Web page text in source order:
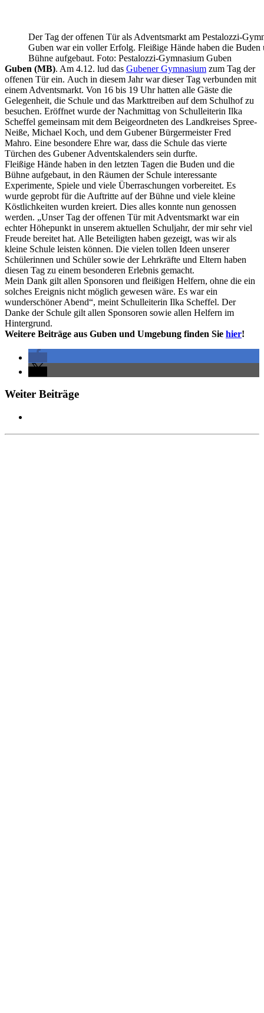
Der Tag der offenen Tür als Adventsmarkt am Pestalozzi-
Guben war ein voller Erfolg. Fleißige Hände haben die Buden
Bühne aufgebaut. Foto: Pestalozzi-Gymnasium Guben
Guben (MB). Am 4.12. lud das Gubener Gymnasium zum Tag der
offenen Tür ein. Auch in diesem Jahr war dieser Tag verbunden mit
einem Adventsmarkt. Von 16 bis 19 Uhr hatten alle Gäste die
Gelegenheit, die Schule und das Markttreiben auf dem Schulhof zu
besuchen. Eröffnet wurde der Nachmittag von Schulleiterin Ilka
Scheffel gemeinsam mit dem Beigeordneten des Landkreises Spree-
Neiße, Michael Koch, und dem Gubener Bürgermeister Fred
Mahro. Eine besondere Ehre war, dass die Schule das vierte
Türchen des Gubener Adventskalenders sein durfte.
Fleißige Hände haben in den letzten Tagen die Buden und die
Bühne aufgebaut, in den Räumen der Schule interessante
Experimente, Spiele und viele Überraschungen vorbereitet. Es
wurde geprobt für die Auftritte auf der Bühne und viele kleine
Köstlichkeiten wurden kreiert. Dies alles konnte nun genossen
werden. „Unser Tag der offenen Tür mit Adventsmarkt war ein
echter Höhepunkt in unserem aktuellen Schuljahr, der mir sehr viel
Freude bereitet hat. Alle Beteiligten haben gezeigt, was wir als
kleine Schule leisten können. Die vielen tollen Ideen unserer
Schülerinnen und Schüler sowie der Lehrkräfte und Eltern haben
diesen Tag zu einem besonderen Erlebnis gemacht.
Mein Dank gilt allen Sponsoren und fleißigen Helfern, ohne die ein
solches Ereignis nicht möglich gewesen wäre. Es war ein
wunderschöner Abend“, meint Schulleiterin Ilka Scheffel. Der
Danke der Schule gilt allen Sponsoren sowie allen Helfern im
Hintergrund.
Weitere Beiträge aus Guben und Umgebung finden Sie hier!
Weiter Beiträge